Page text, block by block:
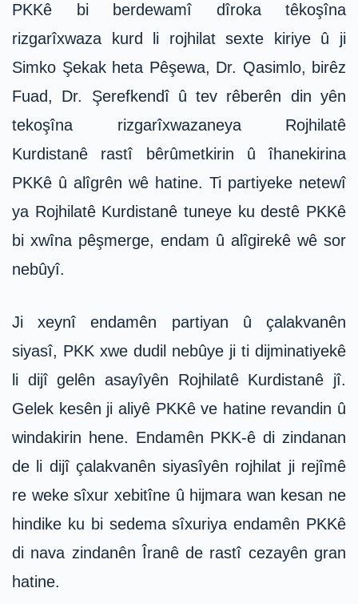
PKKê bi berdewamî dîroka têkoşîna
rizgarîxwaza kurd li rojhilat sexte kiriye û ji
Simko Şekak heta Pêşewa, Dr. Qasimlo, birêz
Fuad, Dr. Şerefkendî û tev rêberên din yên
tekoşîna rizgarîxwazaneya Rojhilatê
Kurdistanê rastî bêrûmetkirin û îhanekirina
PKKê û alîgrên wê hatine. Ti partiyeke netewî
ya Rojhilatê Kurdistanê tuneye ku destê PKKê
bi xwîna pêşmerge, endam û alîgirekê wê sor
nebûyî.
Ji xeynî endamên partiyan û çalakvanên
siyasî, PKK xwe dudil nebûye ji ti dijminatiyekê
li dijî gelên asayîyên Rojhilatê Kurdistanê jî.
Gelek kesên ji aliyê PKKê ve hatine revandin û
windakirin hene. Endamên PKK-ê di zindanan
de li dijî çalakvanên siyasîyên rojhilat ji rejîmê
re weke sîxur xebitîne û hijmara wan kesan ne
hindike ku bi sedema sîxuriya endamên PKKê
di nava zindanên Îranê de rastî cezayên gran
hatine.